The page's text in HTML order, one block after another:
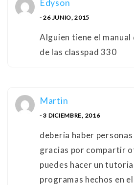
Edyson
- 26 JUNIO, 2015
Alguien tiene el
de las classpad 330
Martin
- 3 DICIEMBRE, 2016
deberia haber
gracias por compartir
puedes hacer un
programas hechos en